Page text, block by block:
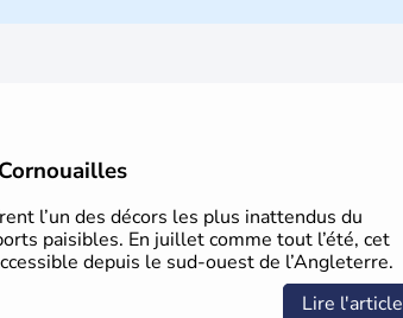
développement. Son
l’un des décors les plus inattendus du
paisibles. En juillet comme tout l’été, cet
depuis le sud-ouest de l’Angleterre.
Lire l'article